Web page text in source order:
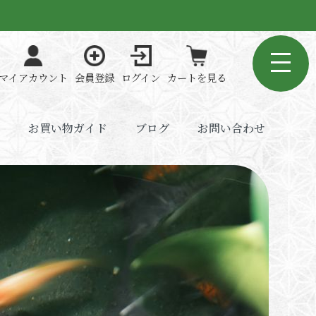
イアカウント 会員登録 ログイン カートを見る
お買い物ガイド ブログ お問い合わせ